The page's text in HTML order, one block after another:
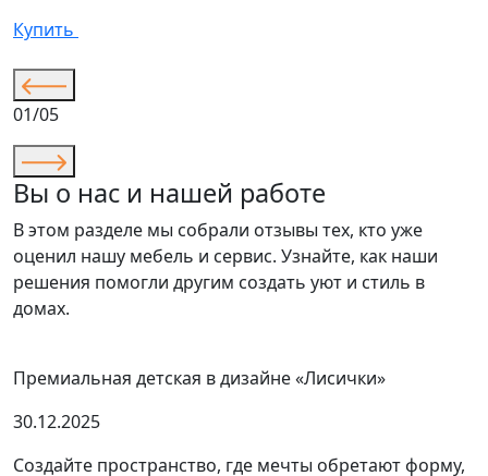
Купить
01/05
Вы о нас и нашей работе
В этом разделе мы собрали отзывы тех, кто уже
оценил нашу мебель и сервис. Узнайте, как наши
решения помогли другим создать уют и стиль в
домах.
Премиальная детская в дизайне «Лисички»
30.12.2025
Создайте пространство, где мечты обретают форму,